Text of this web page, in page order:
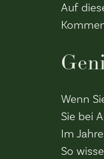
Auf
Wenn
Sie bei
Im
So